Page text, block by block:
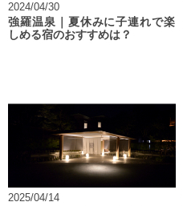
2024/04/30
強羅温泉｜夏休みに子連れで楽
しめる宿のおすすめは？
2025/04/14